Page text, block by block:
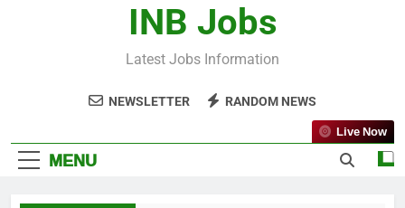
INB Jobs
Latest Jobs Information
NEWSLETTER RANDOM NEWS
MENU
Live Now